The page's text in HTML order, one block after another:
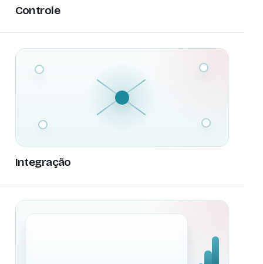
Controle
Integração